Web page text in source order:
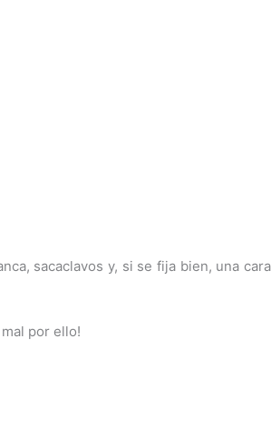
sacaclavos y, si se fija bien, una cara
por ello!